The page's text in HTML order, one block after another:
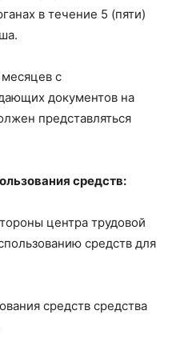
в течение 5 (пяти)
с
документов на
представляться
средств:
центра трудовой
средств для
средств средства